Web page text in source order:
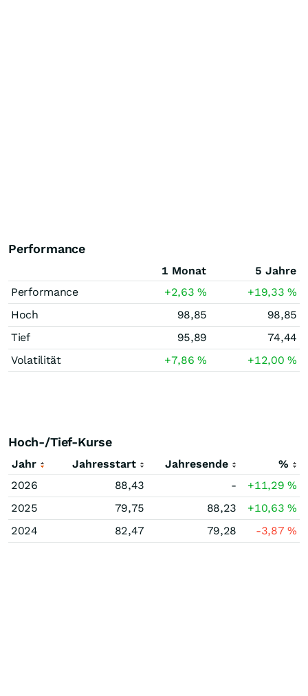
Performance
1 Monat
5 Jahre
Performance
+2,63% +19,33%
Hoch
98,85
98,85
Tief
95,89
74,44
Volatilität
+7,86% +12,00%
Hoch-/Tief-Kurse
Jahr Jahresstart Jahresende
%
2026
88,43 - +11,29%
2025
79,75 88,23 +10,63%
2024
82,47 79,28 -3,87%